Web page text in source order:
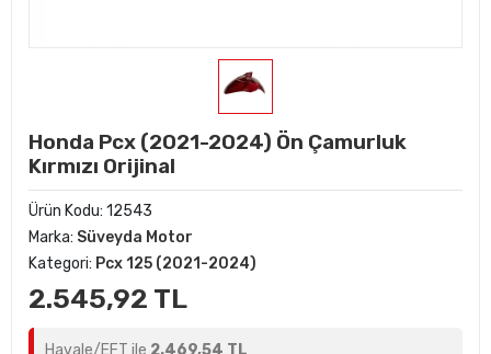
Honda Pcx (2021-2024) Ön Çamurluk
Kırmızı Orijinal
Ürün Kodu: 12543
Marka: Süveyda Motor
Kategori: Pcx 125 (2021-2024)
2.545,92 TL
Havale/EFT ile 2.469,54 TL